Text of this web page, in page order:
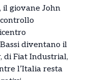
il giovane John
diventano il
di Fiat Industrial,
l’Italia resta